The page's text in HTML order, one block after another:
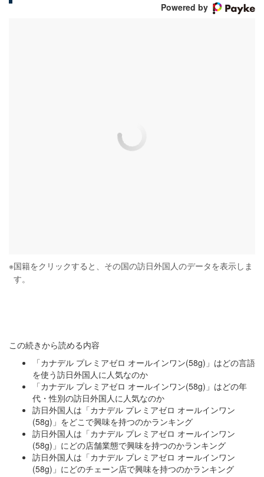
Powered by
※国籍をクリックすると、その国の訪日外国人のデータを表示しま
す。
この続きから読める内容
「カナデル プレミアゼロ オールインワン(58g)」はどの言語
を使う訪日外国人に人気なのか
「カナデル プレミアゼロ オールインワン(58g)」はどの年
代・性別の訪日外国人に人気なのか
訪日外国人は「カナデル プレミアゼロ オールインワン
(58g)」をどこで興味を持つのかランキング
訪日外国人は「カナデル プレミアゼロ オールインワン
(58g)」にどの店舗業態で興味を持つのかランキング
訪日外国人は「カナデル プレミアゼロ オールインワン
(58g)」にどのチェーン店で興味を持つのかランキング